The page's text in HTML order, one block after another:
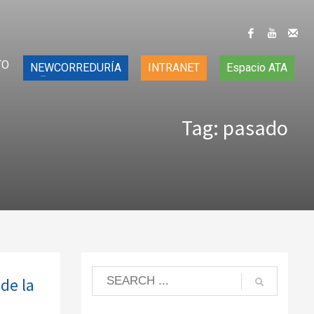
NEWCORREDURÍA INTRANET Espacio ATA
Tag: pasado
la